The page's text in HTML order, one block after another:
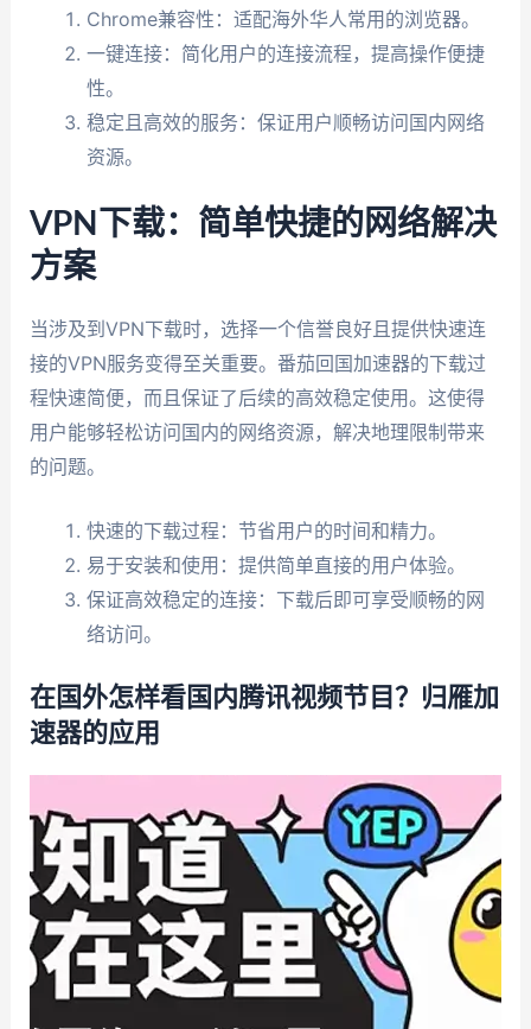
Chrome兼容性：适配海外华人常用的浏览器。
一键连接：简化用户的连接流程，提高操作便捷
性。
稳定且高效的服务：保证用户顺畅访问国内网络
资源。
VPN下载：简单快捷的网络解决
方案
当涉及到VPN下载时，选择一个信誉良好且提供快速连
接的VPN服务变得至关重要。番茄回国加速器的下载过
程快速简便，而且保证了后续的高效稳定使用。这使得
用户能够轻松访问国内的网络资源，解决地理限制带来
的问题。
快速的下载过程：节省用户的时间和精力。
易于安装和使用：提供简单直接的用户体验。
保证高效稳定的连接：下载后即可享受顺畅的网
络访问。
在国外怎样看国内腾讯视频节目？归雁加
速器的应用